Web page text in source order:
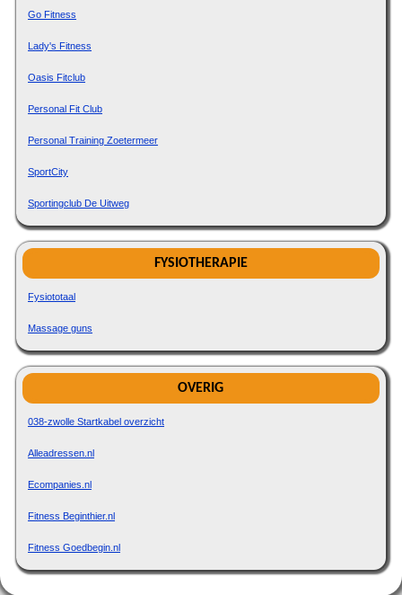
Go Fitness
Lady's Fitness
Oasis Fitclub
Personal Fit Club
Personal Training Zoetermeer
SportCity
Sportingclub De Uitweg
FYSIOTHERAPIE
Fysiototaal
Massage guns
OVERIG
038-zwolle Startkabel overzicht
Alleadressen.nl
Ecompanies.nl
Fitness Beginthier.nl
Fitness Goedbegin.nl